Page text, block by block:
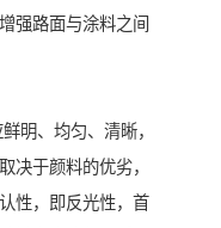
强路面与涂料之间
明、均匀、清晰，
决于颜料的优劣，
性，即反光性，首